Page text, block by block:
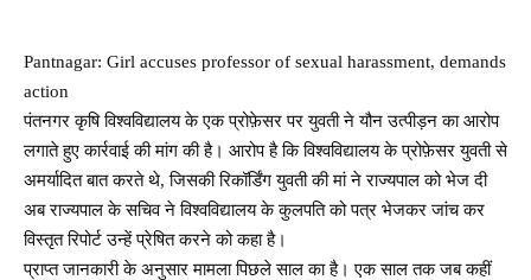
Pantnagar: Girl accuses professor of sexual harassment, demands
action
पंतनगर कृषि विश्वविद्यालय के एक प्रोफ़ेसर पर युवती ने यौन उत्पीड़न का आरोप
लगाते हुए कार्रवाई की मांग की है। आरोप है कि विश्वविद्यालय के प्रोफ़ेसर युवती से
अमर्यादित बात करते थे, जिसकी रिकॉर्डिंग युवती की मां ने राज्यपाल को भेज दी
अब राज्यपाल के सचिव ने विश्वविद्यालय के कुलपति को पत्र भेजकर जांच कर
विस्तृत रिपोर्ट उन्हें प्रेषित करने को कहा है।
प्राप्त जानकारी के अनुसार मामला पिछले साल का है। एक साल तक जब कहीं